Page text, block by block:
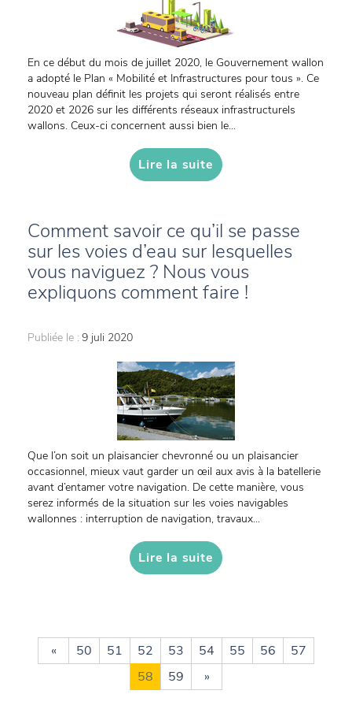
En ce début du mois de juillet 2020, le Gouvernement wallon
a adopté le Plan « Mobilité et Infrastructures pour tous ». Ce
nouveau plan définit les projets qui seront réalisés entre
2020 et 2026 sur les différents réseaux infrastructurels
wallons. Ceux-ci concernent aussi bien le...
Lire la suite
Comment savoir ce qu’il se passe
sur les voies d’eau sur lesquelles
vous naviguez ? Nous vous
expliquons comment faire !
Publiée le : 9 juli 2020
Que l’on soit un plaisancier chevronné ou un plaisancier
occasionnel, mieux vaut garder un œil aux avis à la batellerie
avant d’entamer votre navigation. De cette manière, vous
serez informés de la situation sur les voies navigables
wallonnes : interruption de navigation, travaux...
Lire la suite
« 50 51 52 53 54 55 56
57
58
59 »